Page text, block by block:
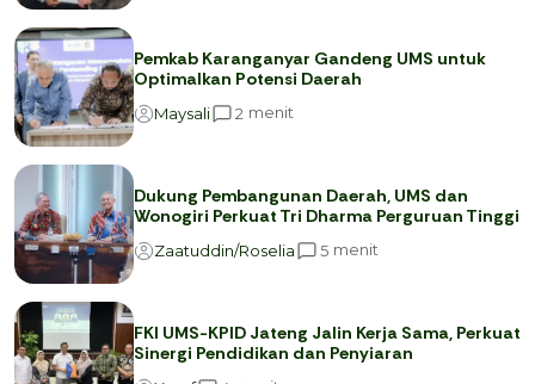
Pemkab Karanganyar Gandeng UMS untuk
Optimalkan Potensi Daerah
Maysali 2 menit
Dukung Pembangunan Daerah, UMS dan
Wonogiri Perkuat Tri Dharma Perguruan Tinggi
Zaatuddin/Roselia 5 menit
FKI UMS-KPID Jateng Jalin Kerja Sama, Perkuat
Sinergi Pendidikan dan Penyiaran